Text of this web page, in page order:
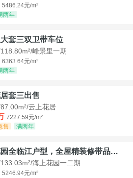
5486.24元/m²
两年
套三双卫带车位
峰景里一期
6363.64元/m²
两年
套三出售
云上花居
7227.59元/m²
售 满两年
海上花园全临江户型，全屋精装修带品牌家具家电，诚意出售！
海上花园一二期
5246.94元/m²